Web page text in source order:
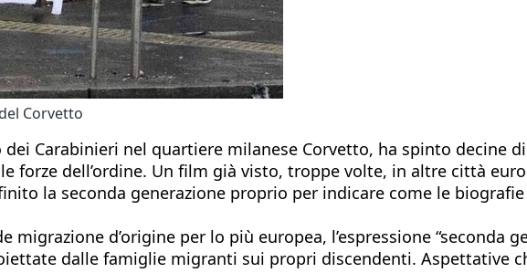
Corvetto
Carabinieri nel quartiere milanese Corvetto, ha spinto decine
forze dell’ordine. Un film già visto, troppe volte, in altre città
la seconda generazione proprio per indicare come le
d’origine per lo più europea, l’espressione “seconda
dalle famiglie migranti sui propri discendenti. Aspettative